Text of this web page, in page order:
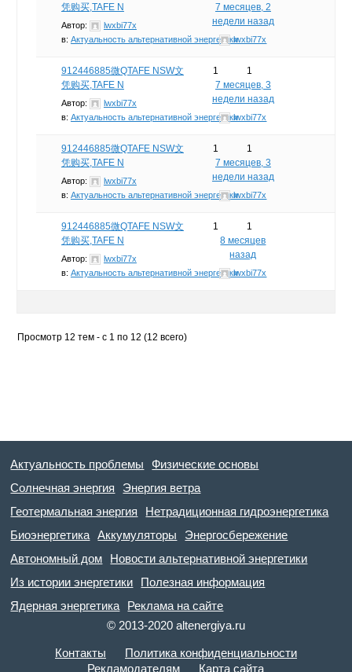
凭购买,TAFE N
Автор:
lwxbi77x
в: Актуальность альтернативной энергетики
7 месяцев, 2
недели назад
lwxbi77x
912446885微QTAFE NSW文
凭购买,TAFE N
Автор:
lwxbi77x
в: Актуальность альтернативной энергетики
1
1
7 месяцев, 3
недели назад
lwxbi77x
912446885微QTAFE NSW文
凭购买,TAFE N
Автор:
lwxbi77x
в: Актуальность альтернативной энергетики
1
1
7 месяцев, 3
недели назад
lwxbi77x
912446885微QTAFE NSW文
凭购买,TAFE N
Автор:
lwxbi77x
в: Актуальность альтернативной энергетики
1
1
8 месяцев
назад
lwxbi77x
Просмотр 12 тем - с 1 по 12 (12 всего)
Актуальность проблемы
Физические основы
Солнечная энергия
Энергия ветра
Геотермальная энергия
Нетрадиционная гидроэнергетика
Биоэнергетика
Аккумуляторы
Энергосбережение
Автономный дом
Новости альтернативной энергетики
Из истории энергетики
Полезная информация
Ядерная энергетика
Реклама на сайте
© 2013-2020 altenergiya.ru
Контакты
Политика конфиденциальности
Рекламодателям
Карта сайта